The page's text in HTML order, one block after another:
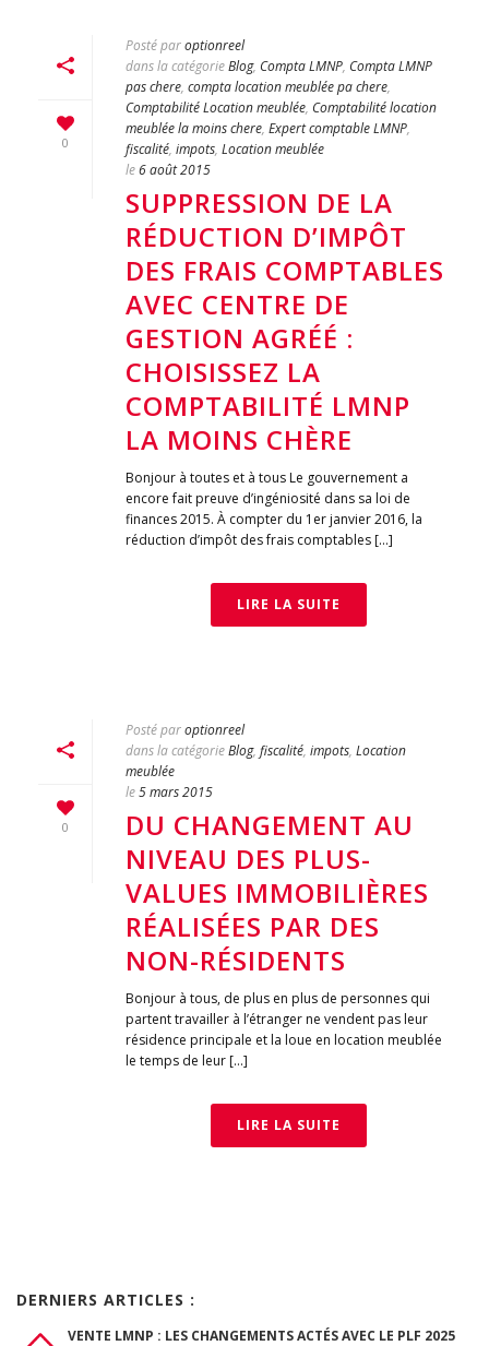
0
Posté paroptionreel
dans la catégorieBlog, Compta LMNP, Compta LMNP
pas chere, compta location meublée pa chere,
Comptabilité Location meublée, Comptabilité location
meublée la moins chere, Expert comptable LMNP,
fiscalité, impots, Location meublée
le6 août 2015
SUPPRESSION DE LA
RÉDUCTION D’IMPÔT
DES FRAIS COMPTABLES
AVEC CENTRE DE
GESTION AGRÉÉ :
CHOISISSEZ LA
COMPTABILITÉ LMNP
LA MOINS CHÈRE
Bonjour à toutes et à tous Le gouvernement a
encore fait preuve d’ingéniosité dans sa loi de
finances 2015. À compter du 1er janvier 2016, la
réduction d’impôt des frais comptables [...]
LIRE LA SUITE
0
Posté paroptionreel
dans la catégorieBlog, fiscalité, impots, Location
meublée
le5 mars 2015
DU CHANGEMENT AU
NIVEAU DES PLUS-
VALUES IMMOBILIÈRES
RÉALISÉES PAR DES
NON-RÉSIDENTS
Bonjour à tous, de plus en plus de personnes qui
partent travailler à l’étranger ne vendent pas leur
résidence principale et la loue en location meublée
le temps de leur […]
LIRE LA SUITE
DERNIERS ARTICLES :
VENTE LMNP : LES CHANGEMENTS ACTÉS AVEC LE PLF 2025